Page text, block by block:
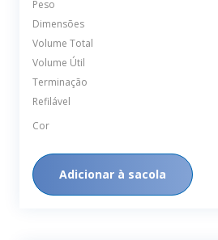
Peso
Dimensões
Volume Total
Volume Útil
Terminação
Refilável
Cor
Adicionar à sacola